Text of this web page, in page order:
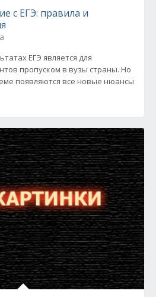
с ЕГЭ: правила и
ЕГЭ является для
пропуском в вузы страны. Но
появляются все новые нюансы